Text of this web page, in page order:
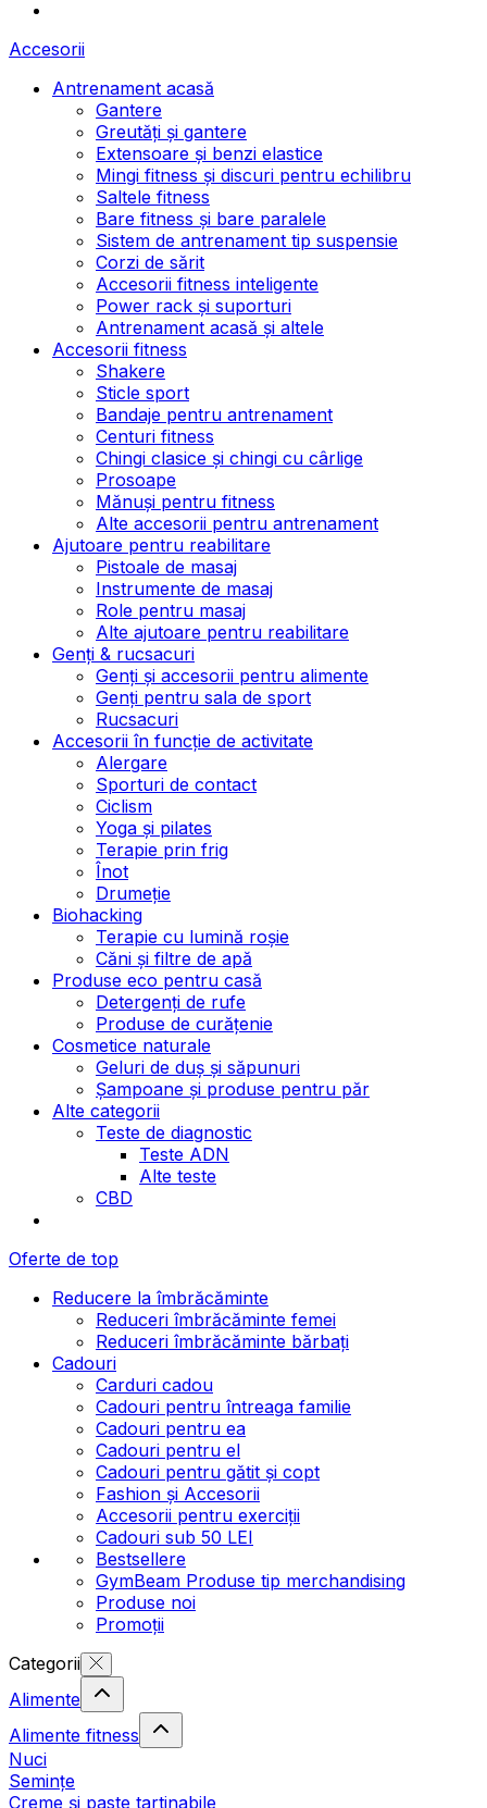
Accesorii
Antrenament acasă
Gantere
Greutăți și gantere
Extensoare și benzi elastice
Mingi fitness și discuri pentru echilibru
Saltele fitness
Bare fitness și bare paralele
Sistem de antrenament tip suspensie
Corzi de sărit
Accesorii fitness inteligente
Power rack și suporturi
Antrenament acasă și altele
Accesorii fitness
Shakere
Sticle sport
Bandaje pentru antrenament
Centuri fitness
Chingi clasice și chingi cu cârlige
Prosoape
Mănuși pentru fitness
Alte accesorii pentru antrenament
Ajutoare pentru reabilitare
Pistoale de masaj
Instrumente de masaj
Role pentru masaj
Alte ajutoare pentru reabilitare
Genți & rucsacuri
Genți și accesorii pentru alimente
Genți pentru sala de sport
Rucsacuri
Accesorii în funcție de activitate
Alergare
Sporturi de contact
Ciclism
Yoga și pilates
Terapie prin frig
Înot
Drumeție
Biohacking
Terapie cu lumină roșie
Căni și filtre de apă
Produse eco pentru casă
Detergenți de rufe
Produse de curățenie
Cosmetice naturale
Geluri de duș și săpunuri
Șampoane și produse pentru păr
Alte categorii
Teste de diagnostic
Teste ADN
Alte teste
CBD
Oferte de top
Reducere la îmbrăcăminte
Reduceri îmbrăcăminte femei
Reduceri îmbrăcăminte bărbați
Cadouri
Carduri cadou
Cadouri pentru întreaga familie
Cadouri pentru ea
Cadouri pentru el
Cadouri pentru gătit și copt
Fashion și Accesorii
Accesorii pentru exerciții
Cadouri sub 50 LEI
Bestsellere
GymBeam Produse tip merchandising
Produse noi
Promoții
Categorii
Alimente
Alimente fitness
Nuci
Semințe
Creme și paste tartinabile